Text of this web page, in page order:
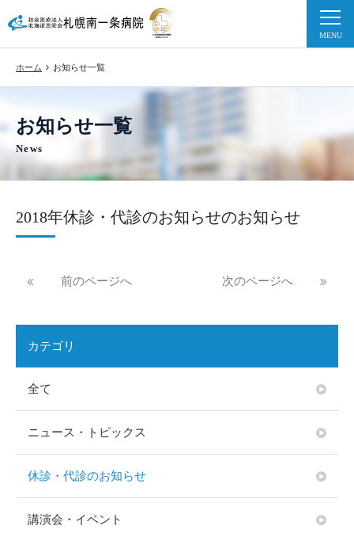
ホーム お知らせ一覧
お知らせ一覧
News
カテゴリ
全て
ニュース・トピックス
休診・代診のお知らせ
講演会・イベント
2018年休診・代診のお知らせのお知らせ
前のページへ 次のページへ